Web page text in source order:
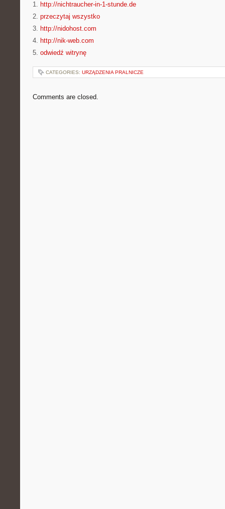
1. http://nichtraucher-in-1-stunde.de
2. przeczytaj wszystko
3. http://nidohost.com
4. http://nik-web.com
5. odwiedź witrynę
CATEGORIES: URZĄDZENIA PRALNICZE
Comments are closed.